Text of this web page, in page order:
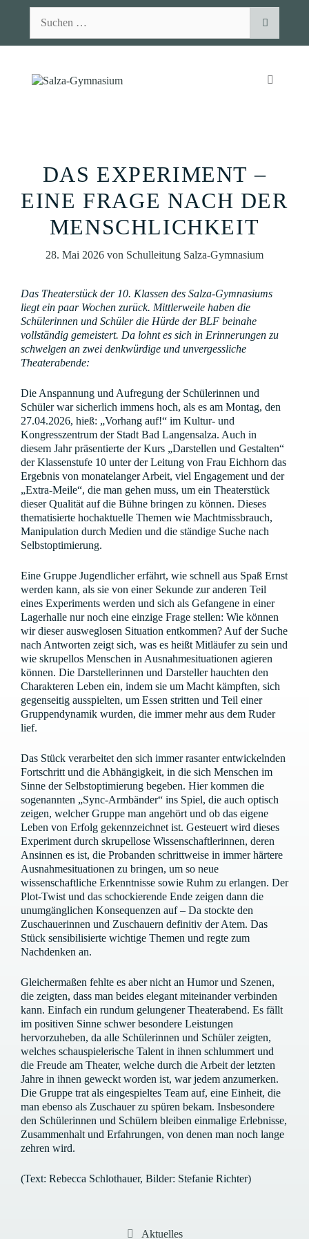
nach:
DAS EXPERIMENT –
EINE FRAGE NACH DER
MENSCHLICHKEIT
28. Mai 2026 von Schulleitung Salza-Gymnasium
Das Theaterstück der 10. Klassen des Salza-Gymnasiums
liegt ein paar Wochen zurück. Mittlerweile haben die
Schülerinnen und Schüler die Hürde der BLF beinahe
vollständig gemeistert. Da lohnt es sich in Erinnerungen zu
schwelgen an zwei denkwürdige und unvergessliche
Theaterabende:
Die Anspannung und Aufregung der Schülerinnen und
Schüler war sicherlich immens hoch, als es am Montag, den
27.04.2026, hieß: „Vorhang auf!“ im Kultur- und
Kongresszentrum der Stadt Bad Langensalza. Auch in
diesem Jahr präsentierte der Kurs „Darstellen und Gestalten“
der Klassenstufe 10 unter der Leitung von Frau Eichhorn das
Ergebnis von monatelanger Arbeit, viel Engagement und der
„Extra-Meile“, die man gehen muss, um ein Theaterstück
dieser Qualität auf die Bühne bringen zu können. Dieses
thematisierte hochaktuelle Themen wie Machtmissbrauch,
Manipulation durch Medien und die ständige Suche nach
Selbstoptimierung.
Eine Gruppe Jugendlicher erfährt, wie schnell aus Spaß Ernst
werden kann, als sie von einer Sekunde zur anderen Teil
eines Experiments werden und sich als Gefangene in einer
Lagerhalle nur noch eine einzige Frage stellen: Wie können
wir dieser ausweglosen Situation entkommen? Auf der Suche
nach Antworten zeigt sich, was es heißt Mitläufer zu sein und
wie skrupellos Menschen in Ausnahmesituationen agieren
können. Die Darstellerinnen und Darsteller hauchten den
Charakteren Leben ein, indem sie um Macht kämpften, sich
gegenseitig ausspielten, um Essen stritten und Teil einer
Gruppendynamik wurden, die immer mehr aus dem Ruder
lief.
Das Stück verarbeitet den sich immer rasanter entwickelnden
Fortschritt und die Abhängigkeit, in die sich Menschen im
Sinne der Selbstoptimierung begeben. Hier kommen die
sogenannten „Sync-Armbänder“ ins Spiel, die auch optisch
zeigen, welcher Gruppe man angehört und ob das eigene
Leben von Erfolg gekennzeichnet ist. Gesteuert wird dieses
Experiment durch skrupellose Wissenschaftlerinnen, deren
Ansinnen es ist, die Probanden schrittweise in immer härtere
Ausnahmesituationen zu bringen, um so neue
wissenschaftliche Erkenntnisse sowie Ruhm zu erlangen. Der
Plot-Twist und das schockierende Ende zeigen dann die
unumgänglichen Konsequenzen auf – Da stockte den
Zuschauerinnen und Zuschauern definitiv der Atem. Das
Stück sensibilisierte wichtige Themen und regte zum
Nachdenken an.
Gleichermaßen fehlte es aber nicht an Humor und Szenen,
die zeigten, dass man beides elegant miteinander verbinden
kann. Einfach ein rundum gelungener Theaterabend. Es fällt
im positiven Sinne schwer besondere Leistungen
hervorzuheben, da alle Schülerinnen und Schüler zeigten,
welches schauspielerische Talent in ihnen schlummert und
die Freude am Theater, welche durch die Arbeit der letzten
Jahre in ihnen geweckt worden ist, war jedem anzumerken.
Die Gruppe trat als eingespieltes Team auf, eine Einheit, die
man ebenso als Zuschauer zu spüren bekam. Insbesondere
den Schülerinnen und Schülern bleiben einmalige Erlebnisse,
Zusammenhalt und Erfahrungen, von denen man noch lange
zehren wird.
(Text: Rebecca Schlothauer, Bilder: Stefanie Richter)
Kategorien
Aktuelles